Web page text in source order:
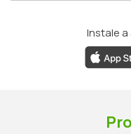
Instale